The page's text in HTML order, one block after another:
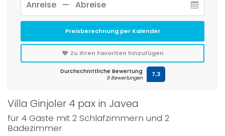
Villa Ginjoler 4 pax in Javea
für 4 Gäste mit 2 Schlafzimmern und 2
Badezimmer
Preisberechnung per Kalender
Zu Ihren Favoriten hinzufügen
Durchschnittliche Bewertung
9 Bewertungen 7,3